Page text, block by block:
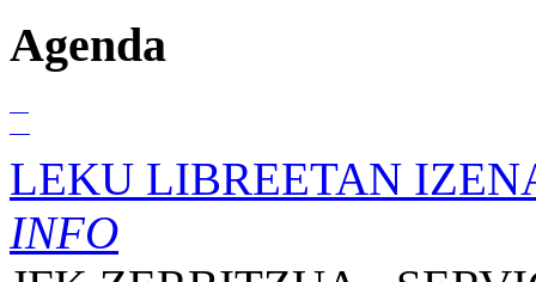
Agenda
LEKU LIBREETAN
INFO